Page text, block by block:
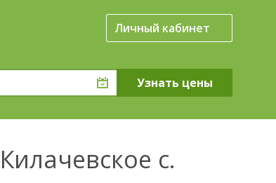
Личный кабинет
с.